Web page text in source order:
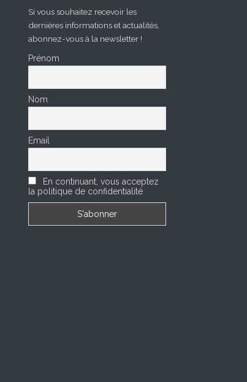
Si vous souhaitez recevoir les
dernières informations et actualités,
abonnez-vous à la newsletter !
Prénom
Nom
Email
En continuant, vous acceptez
la politique de confidentialité